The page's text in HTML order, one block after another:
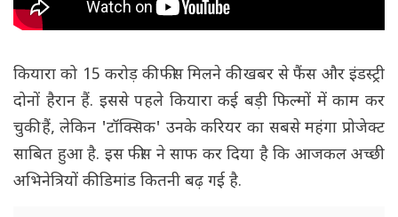
कियारा को 15 करोड़ की फीस मिलने की खबर से फैंस और इंडस्ट्री
दोनों हैरान हैं. इससे पहले कियारा कई बड़ी फिल्मों में काम कर
चुकी हैं, लेकिन 'टॉक्सिक' उनके करियर का सबसे महंगा प्रोजेक्ट
साबित हुआ है. इस फीस ने साफ कर दिया है कि आजकल अच्छी
अभिनेत्रियों की डिमांड कितनी बढ़ गई है.